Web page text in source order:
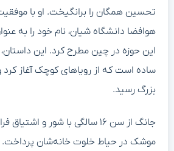
تحسین همگان را برانگیخت. او با
هوافضا دانشگاه شیان، نام خود را به
این حوزه در چین مطرح کرد. این
ساده است که از رویاهای کوچک آغاز
بزرگ رسید.
جانگ از سن ۱۶ سالگی با شور و
موشک در حیاط خلوت خانه‌شان پرداخت.